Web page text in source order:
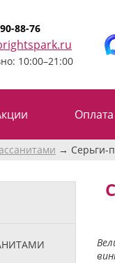
88-76
10:00–21:00
Серьги-